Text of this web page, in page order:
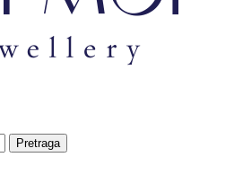
Pretraga